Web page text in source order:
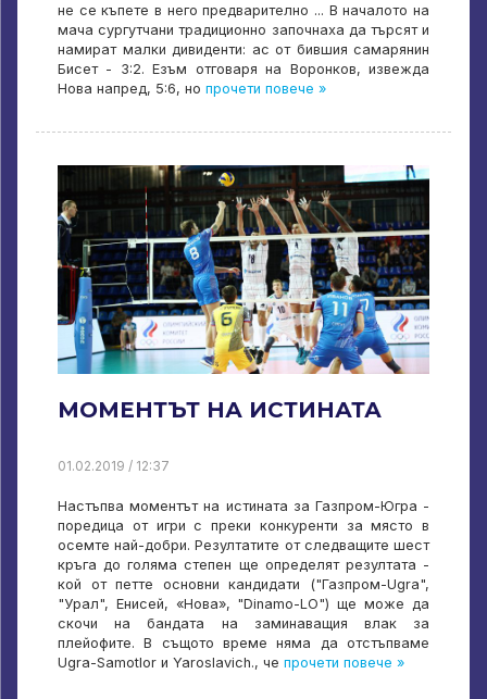
не се къпете в него предварително ... В началото на
мача сургутчани традиционно започнаха да търсят и
намират малки дивиденти: ас от бившия самарянин
Бисет - 3:2. Езъм отговаря на Воронков, извежда
Нова напред, 5:6, но прочети повече »
МОМЕНТЪТ НА ИСТИНАТА
01.02.2019 / 12:37
Настъпва моментът на истината за Газпром-Югра -
поредица от игри с преки конкуренти за място в
осемте най-добри. Резултатите от следващите шест
кръга до голяма степен ще определят резултата -
кой от петте основни кандидати ("Газпром-Ugra",
"Урал", Енисей, «Нова», "Dinamo-LO") ще може да
скочи на бандата на заминаващия влак за
плейофите. В същото време няма да отстъпваме
Ugra-Samotlor и Yaroslavich., че прочети повече »